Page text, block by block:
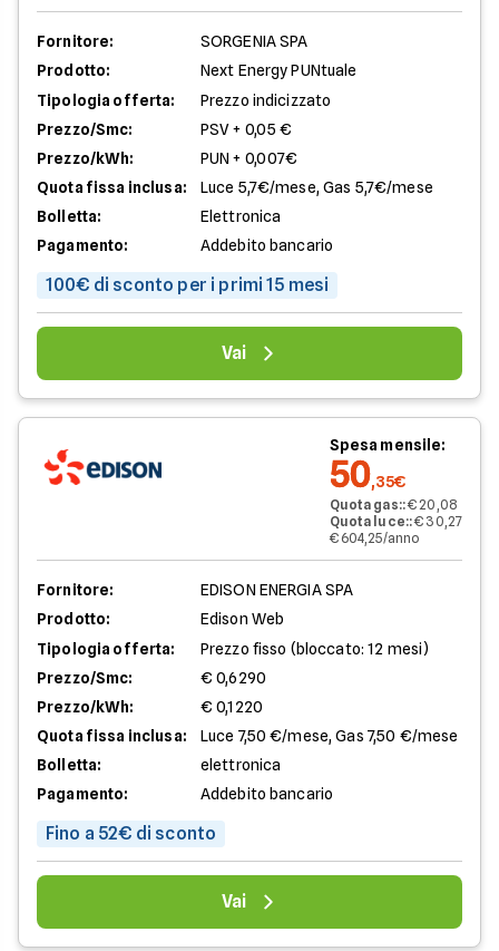
Fornitore:
SORGENIA SPA
Prodotto:
Next Energy PUNtuale
Tipologia offerta:
Prezzo indicizzato
Prezzo/Smc:
PSV + 0,05 €
Prezzo/kWh:
PUN + 0,007€
Quota fissa inclusa:
Luce 5,7€/mese, Gas 5,7€/mese
Bolletta:
Elettronica
Pagamento:
Addebito bancario
100€ di sconto per i primi 15 mesi
Vai
Spesa mensile:
50,35€
Quota gas::€ 20,08
Quota luce::€ 30,27
€ 604,25/anno
Fornitore:
EDISON ENERGIA SPA
Prodotto:
Edison Web
Tipologia offerta:
Prezzo fisso (bloccato: 12 mesi)
Prezzo/Smc:
€ 0,6290
Prezzo/kWh:
€ 0,1220
Quota fissa inclusa:
Luce 7,50 €/mese, Gas 7,50 €/mese
Bolletta:
elettronica
Pagamento:
Addebito bancario
Fino a 52€ di sconto
Vai